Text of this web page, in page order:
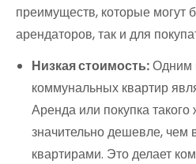
преимуществ, которые могут
арендаторов, так и для
Низкая стоимость:Одним
коммунальных квартир
Аренда или покупка такого
значительно дешевле, чем
квартирами. Это делает